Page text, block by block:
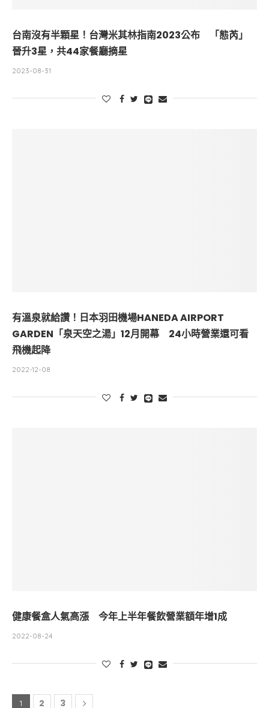
台南沒有半顆星！台灣米其林指南2023公布 「態芮」
晉升3星，共44家餐廳摘星
2023-08-31
有溫泉就給讚！日本羽田機場HANEDA AIRPORT
GARDEN「泉天空之湯」12月開幕 24小時營業還可看
飛機起降
2022-12-08
健康餐盒人氣高漲 今年上半年餐飲營業額年增1成
2022-08-24
1 2 3